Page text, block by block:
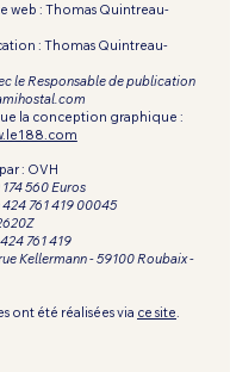
web : Thomas Quintreau-
: Thomas Quintreau-
le Responsable de publication
la conception graphique :
: OVH
174 560Euros
424 761 419 00045
761 419
Kellermann - 59100 Roubaix -
ont été réalisées via ce site.